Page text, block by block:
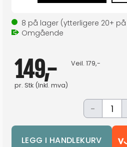
8 på lager (ytterligere 20+
Omgående
149,-
pr. Stk (Inkl. mva)
Veil. 179,-
-